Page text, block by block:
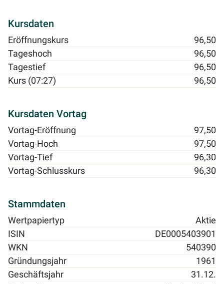
Kursdaten
Eröffnungskurs
96,50
Tageshoch
96,50
Tagestief
96,50
Kurs (07:27)
96,50
Kursdaten Vortag
Vortag-Eröffnung
97,50
Vortag-Hoch
97,50
Vortag-Tief
96,30
Vortag-Schlusskurs
96,30
Stammdaten
Wertpapiertyp
Aktie
ISIN
DE0005403901
WKN
540390
Gründungsjahr
1961
Geschäftsjahr
31.12.